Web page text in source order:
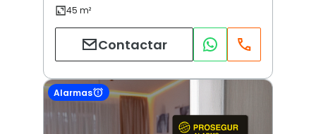
Contactar
Alarmas